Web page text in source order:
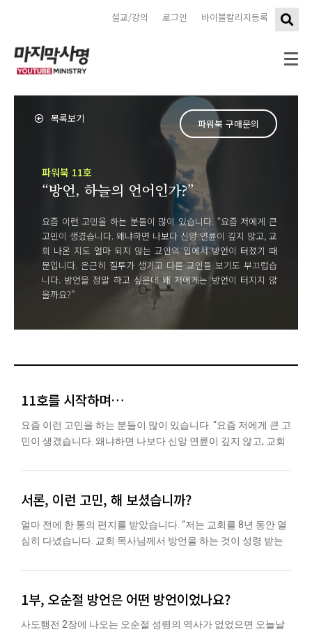
바이블칼리지등록
로그인
설교/강의
목록보기 파워북 구매문의
파워북 11호
“방언, 하늘의 언어인가?”
요즘 이런 고민을 하는 분들이 많이 있습니다. “요즘 저에게 큰
고민이 생겼습니다. 왜냐하면 나보다 신앙 연륜이 깊지 않고, 교
회 나온 지도 얼마 되지 않는 교인의 입에서 방언이 터졌기 때
문입니다. 은근히 질투가 생기고 다른 교인들 보기도 부끄럽습
니다. 방언을 정말 하고 싶은데 왜 저에게는 방언이 터지지 않
을까요?”
11호를 시작하며…
요즘 이런 고민을 하는 분들이 많이 있습니다. “요즘 저에게 큰 고
민이 생겼습니다. 왜냐하면 나보다 신앙 연륜이 깊지 않고, 교회
서론, 이런 고민, 해 보셨습니까?
얼마 전에 한 통의 편지를 받았습니다. “저는 교회를 8년 동안 열
심히 다녔습니다. 교회 목사님께서 방언을 하는 것이 성령 받는
1부, 오순절 방언은 어떤 방언이었나요?
사도행전 2장에 나오는 오순절 성령의 역사가 없었으면 오늘날